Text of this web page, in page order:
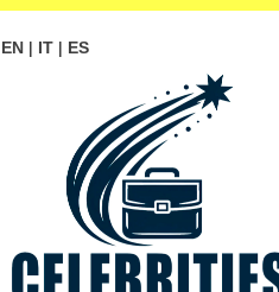
EN | IT | ES